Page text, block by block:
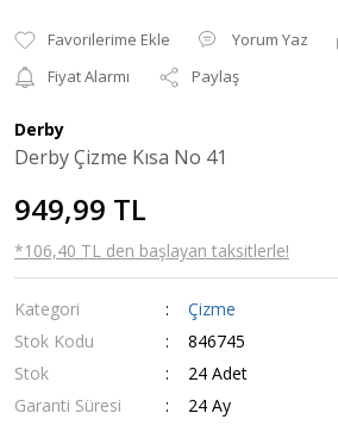
Yorum Yaz
Fiyat Alarmı
Paylaş
Derby
Derby Çizme Kısa No 41
949,99 TL
*106,40 TL den başlayan taksitlerle!
Kategori
Çizme
Stok Kodu
846745
Stok
24 Adet
Garanti Süresi
24 Ay